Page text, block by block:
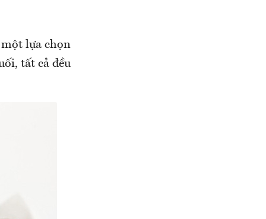
lựa chọn
tất cả đều